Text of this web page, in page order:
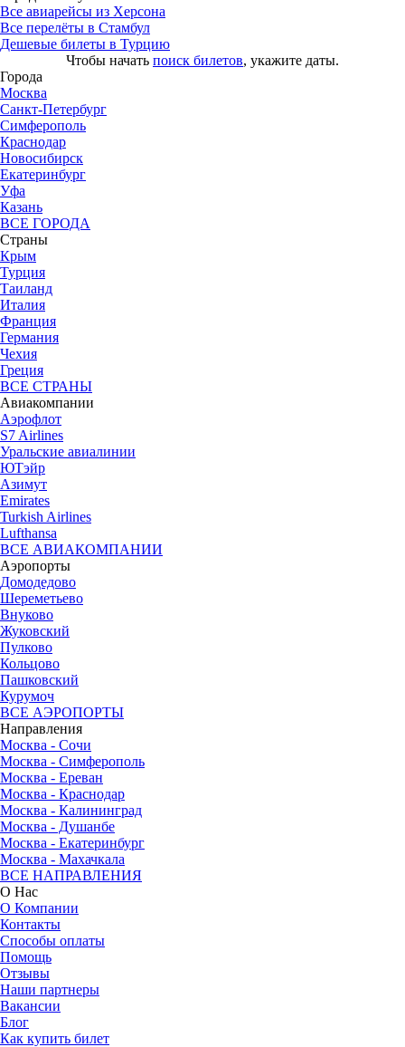
Все авиарейсы из Херсона
Все перелёты в Стамбул
Дешевые билеты в Турцию
Чтобы начать поиск билетов, укажите даты.
Города
Москва
Санкт-Петербург
Симферополь
Краснодар
Новосибирск
Екатеринбург
Уфа
Казань
ВСЕ ГОРОДА
Страны
Крым
Турция
Таиланд
Италия
Франция
Германия
Чехия
Греция
ВСЕ СТРАНЫ
Авиакомпании
Аэрофлот
S7 Airlines
Уральские авиалинии
ЮТэйр
Азимут
Emirates
Turkish Airlines
Lufthansa
ВСЕ АВИАКОМПАНИИ
Аэропорты
Домодедово
Шереметьево
Внуково
Жуковский
Пулково
Кольцово
Пашковский
Курумоч
ВСЕ АЭРОПОРТЫ
Направления
Москва - Сочи
Москва - Симферополь
Москва - Ереван
Москва - Краснодар
Москва - Калининград
Москва - Душанбе
Москва - Екатеринбург
Москва - Махачкала
ВСЕ НАПРАВЛЕНИЯ
О Нас
О Компании
Контакты
Способы оплаты
Помощь
Отзывы
Наши партнеры
Вакансии
Блог
Как купить билет